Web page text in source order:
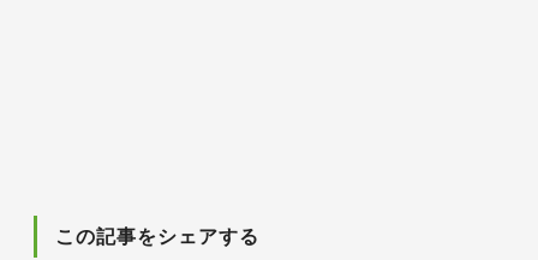
この記事をシェアする